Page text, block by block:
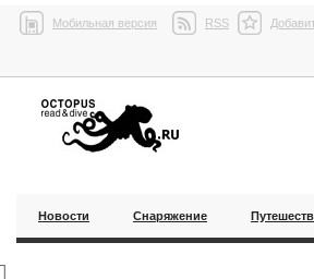
Мобильная версия RSS
Новости Снаряжение